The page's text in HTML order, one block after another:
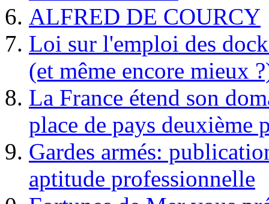
ALFRED DE COURCY
Loi sur l'emploi des
(et même encore mieux
La France étend son
place de pays deuxième
Gardes armés:
aptitude professionnelle